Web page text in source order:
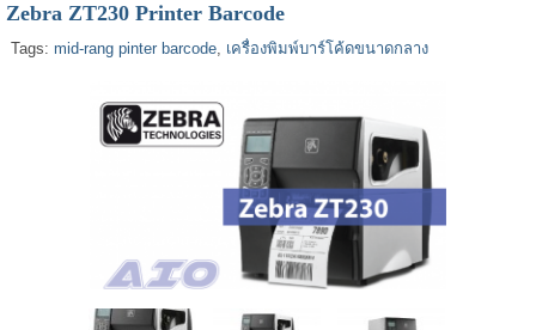
Zebra ZT230 Printer Barcode
Tags: mid-rang pinter barcode, เครื่องพิมพ์บาร์โค้ดขนาดกลาง